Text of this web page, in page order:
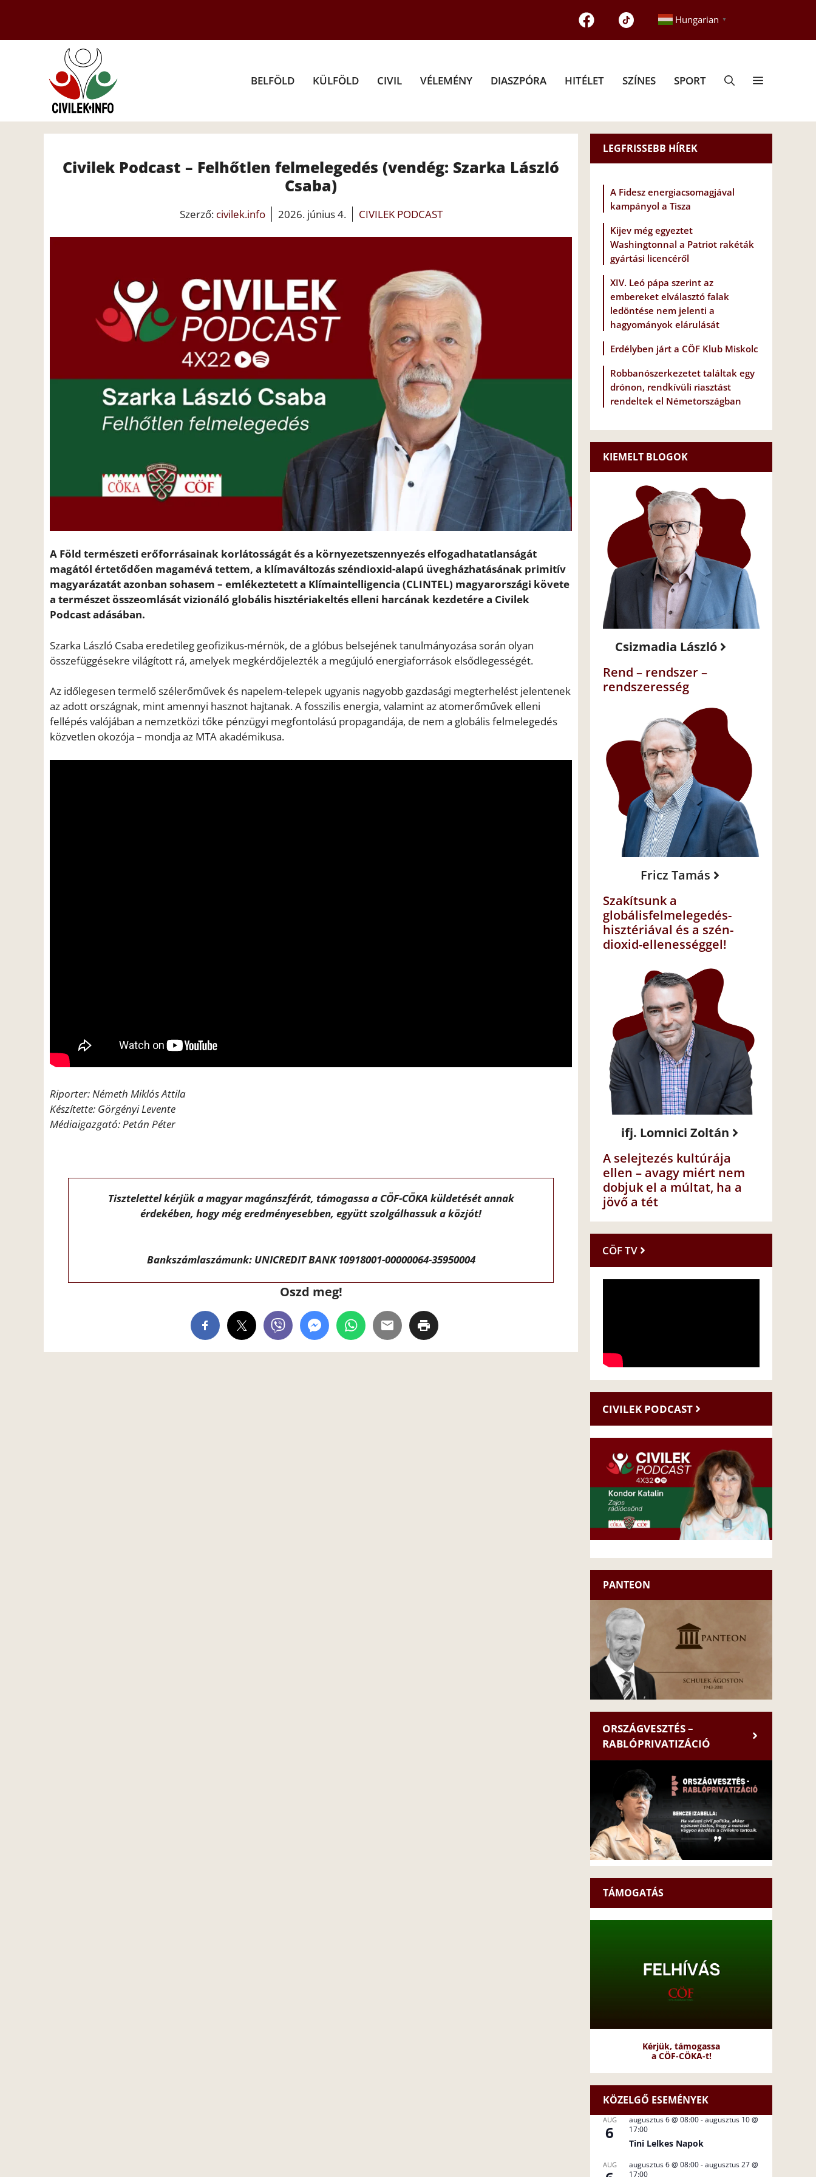
tartalomba
Hungarian ▼
BELFÖLD KÜLFÖLD CIVIL VÉLEMÉNY DIASZPÓRA HITÉLET SZÍNES SPORT
Civilek Podcast – Felhőtlen felmelegedés (vendég: Szarka László
Csaba)
Szerző: civilek.info 2026. június 4. CIVILEK PODCAST
A Föld természeti erőforrásainak korlátosságát és a környezetszennyezés elfogadhatatlanságát
magától értetődően magamévá tettem, a klímaváltozás széndioxid-alapú üvegházhatásának primitív
magyarázatát azonban sohasem – emlékeztetett a Klímaintelligencia (CLINTEL) magyarországi követe
a természet összeomlását vizionáló globális hisztériakeltés elleni harcának kezdetére a Civilek
Podcast adásában.
Szarka László Csaba eredetileg geofizikus-mérnök, de a glóbus belsejének tanulmányozása során olyan
összefüggésekre világított rá, amelyek megkérdőjelezték a megújuló energiaforrások elsődlegességét.
Az időlegesen termelő szélerőművek és napelem-telepek ugyanis nagyobb gazdasági megterhelést jelentenek
az adott országnak, mint amennyi hasznot hajtanak. A fosszilis energia, valamint az atomerőművek elleni
fellépés valójában a nemzetközi tőke pénzügyi megfontolású propagandája, de nem a globális felmelegedés
közvetlen okozója – mondja az MTA akadémikusa.
Riporter: Németh Miklós Attila
Készítette: Görgényi Levente
Médiaigazgató: Petán Péter
Tisztelettel kérjük a magyar magánszférát, támogassa a CÖF-CÖKA küldetését annak
érdekében, hogy még eredményesebben, együtt szolgálhassuk a közjót!
Bankszámlaszámunk: UNICREDIT BANK 10918001-00000064-35950004
Oszd meg!
LEGFRISSEBB HÍREK
A Fidesz energiacsomagjával
kampányol a Tisza
Kijev még egyeztet
Washingtonnal a Patriot rakéták
gyártási licencéről
XIV. Leó pápa szerint az
embereket elválasztó falak
ledöntése nem jelenti a
hagyományok elárulását
Erdélyben járt a CÖF Klub Miskolc
Robbanószerkezetet találtak egy
drónon, rendkívüli riasztást
rendeltek el Németországban
KIEMELT BLOGOK
Csizmadia László
Rend – rendszer –
rendszeresség
Fricz Tamás
Szakítsunk a
globálisfelmelegedés-
hisztériával és a szén-
dioxid-ellenességgel!
ifj. Lomnici Zoltán
A selejtezés kultúrája
ellen – avagy miért nem
dobjuk el a múltat, ha a
jövő a tét
CÖF TV
CIVILEK PODCAST
PANTEON
ORSZÁGVESZTÉS –
RABLÓPRIVATIZÁCIÓ
TÁMOGATÁS
Kérjük, támogassa
a CÖF-CÖKA-t!
KÖZELGŐ ESEMÉNYEK
AUG
6
augusztus 6 @ 08:00-augusztus 10 @
17:00
Tini Lelkes Napok
AUG augusztus 6 @ 08:00-augusztus 27 @
17:00